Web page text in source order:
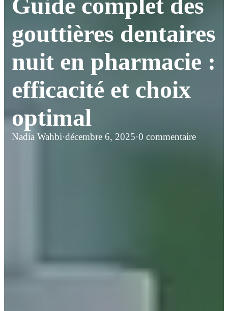
gouttières dentaires
nuit en pharmacie :
efficacité et choix
optimal
Nadia Wahbi·décembre 6, 2025·0 commentaire